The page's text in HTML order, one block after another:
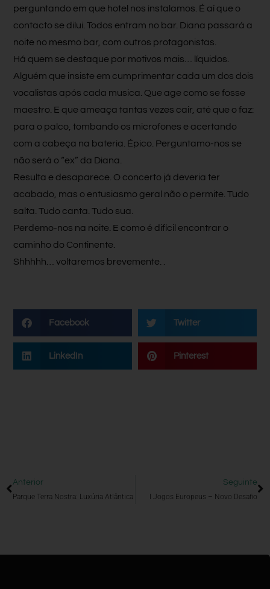
perguntando em que hotel nos instalamos. É aí que o
contacto se dilui. Todos entram no bar. Diana passará a
noite no mesmo bar, com outros protagonistas.
Há quem se destaque por motivos mais… líquidos.
Alguém que insiste em cumprimentar cada um dos dois
vocalistas após cada musica. Que age como se fosse
maestro. E que ameaça tantas vezes cair, até que o faz:
para o palco, tombando os microfones e acertando
com a cabeça na bateria. Épico. Perguntamo-nos se
não será o “ex” da Diana.
Resulta e desaparece. O concerto já deveria ter
acabado, mas o entusiasmo geral não o permite. Tudo
salta. Tudo canta. Tudo sua.
Perdemo-nos na noite. E como é difícil encontrar o
caminho do Continente.
Shhhhh… voltaremos brevemente. .
Facebook Twitter
LinkedIn Pinterest
Anterior
Parque Terra Nostra: Luxúria Atlântica
Seguinte
I Jogos Europeus – Novo Desafio